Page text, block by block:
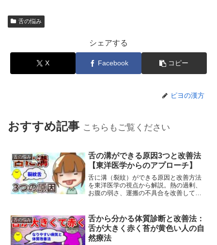
舌の悩み
シェアする
X Facebook コピー
ピヨの漢方
おすすめ記事 こちらもご覧ください
舌の悩み
舌の溝ができる原因3つと改善法
【東洋医学からのアプローチ】
舌に溝（裂紋）ができる原因と改善方法
を東洋医学の視点から解説。熱の過剰、
お腹の弱さ、運搬の不具合を改善して健
舌の悩み
舌から分かる体質診断と改善法：
舌が大きく赤く苔が黄色い人の自
然療法